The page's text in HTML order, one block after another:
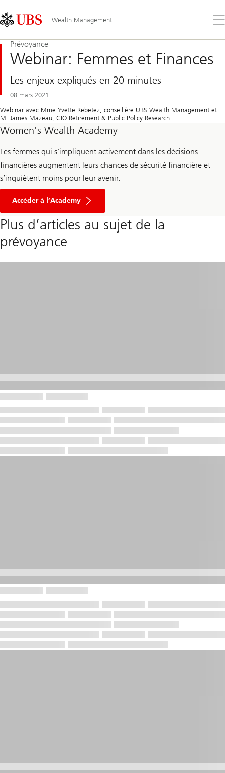
Links
Area
Wealth Management
le
Prévoyance
Webinar: Femmes et Finances
Les enjeux expliqués en 20 minutes
08 mars 2021
Webinar avec Mme Yvette Rebetez, conseillère UBS Wealth Management et
M. James Mazeau, CIO Retirement & Public Policy Research
Women’s Wealth Academy
Les femmes qui s’impliquent activement dans les décisions
financières augmentent leurs chances de sécurité financière et
s’inquiètent moins pour leur avenir.
Accéder à l’Academy
Plus d’articles au sujet de la
prévoyance